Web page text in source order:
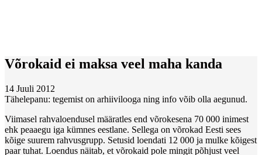
Võrokaid ei maksa veel maha kanda
14 Juuli 2012
Tähelepanu: tegemist on arhiivilooga ning info võib olla aegunud.
Viimasel rahvaloendusel määratles end võrokesena 70 000 inimest
ehk peaaegu iga kümnes eestlane. Sellega on võrokad Eesti sees
kõige suurem rahvusgrupp. Setusid loendati 12 000 ja mulke kõigest
paar tuhat. Loendus näitab, et võrokaid pole mingit põhjust veel